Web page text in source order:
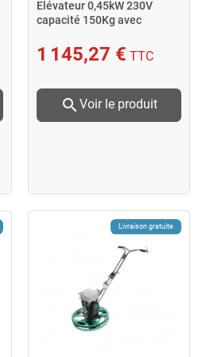
Elévateur 0,45kW 230V
capacité 150Kg avec
N
1 145,27 € TTC
search Voir le produit
Livraison gratuite